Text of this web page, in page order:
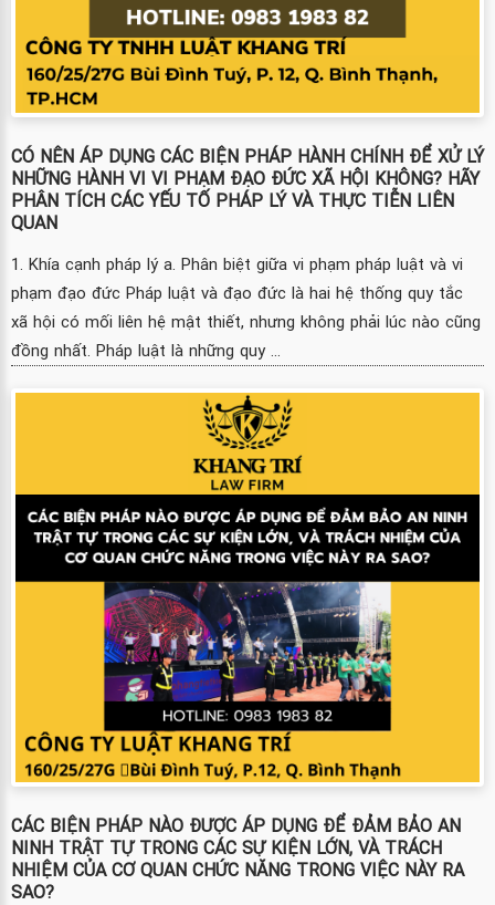
CÓ NÊN ÁP DỤNG CÁC BIỆN PHÁP HÀNH CHÍNH ĐỂ XỬ LÝ
NHỮNG HÀNH VI VI PHẠM ĐẠO ĐỨC XÃ HỘI KHÔNG? HÃY
PHÂN TÍCH CÁC YẾU TỐ PHÁP LÝ VÀ THỰC TIỄN LIÊN
QUAN
1. Khía cạnh pháp lý a. Phân biệt giữa vi phạm pháp luật và vi
phạm đạo đức Pháp luật và đạo đức là hai hệ thống quy tắc
xã hội có mối liên hệ mật thiết, nhưng không phải lúc nào cũng
đồng nhất. Pháp luật là những quy ...
CÁC BIỆN PHÁP NÀO ĐƯỢC ÁP DỤNG ĐỂ ĐẢM BẢO AN
NINH TRẬT TỰ TRONG CÁC SỰ KIỆN LỚN, VÀ TRÁCH
NHIỆM CỦA CƠ QUAN CHỨC NĂNG TRONG VIỆC NÀY RA
SAO?